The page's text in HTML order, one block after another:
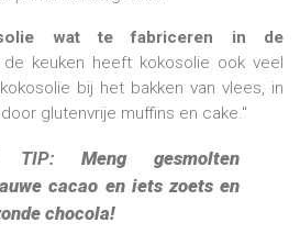
wat te fabriceren in de
de keuken heeft kokosolie ook veel
bij het bakken van vlees, in
glutenvrije muffins en cake."
TIP: Meng gesmolten
cacao en iets zoets en
chocola!